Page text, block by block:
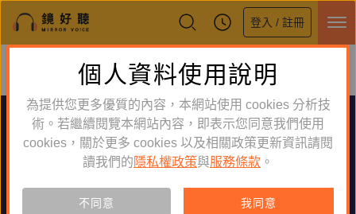
登入 / 註冊
鏡好聽全新APP上線
體驗全面升級，即刻下載
個人資料使用說明
為提供您更多優質的內容，本網站使用 cookies 分析技
術。若繼續閱覽本網站內容，即表示您同意我們使用
cookies，關於更多 cookies 以及相關政策更新資訊請閱
讀我們的 隱私權政策與服務條款 。
不同意 我同意